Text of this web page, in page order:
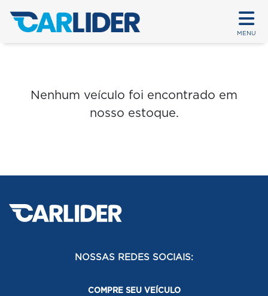
MENU
Nenhum veículo foi encontrado em
nosso estoque.
NOSSAS REDES SOCIAIS:
COMPRE SEU VEÍCULO